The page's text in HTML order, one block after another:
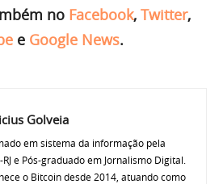
no Facebook, Twitter,
e Google News.
Golveia
em sistema da informação pela
RJ e Pós-graduado em Jornalismo Digital.
o Bitcoin desde 2014, atuando como